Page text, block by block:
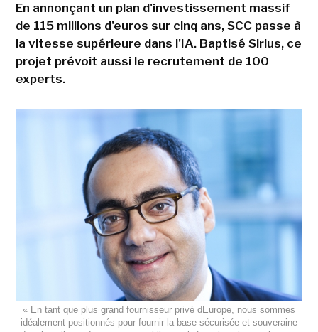
En annonçant un plan d'investissement massif
de 115 millions d'euros sur cinq ans, SCC passe à
la vitesse supérieure dans l'IA. Baptisé Sirius, ce
projet prévoit aussi le recrutement de 100
experts.
« En tant que plus grand fournisseur privé dEurope, nous sommes
idéalement positionnés pour fournir la base sécurisée et souveraine